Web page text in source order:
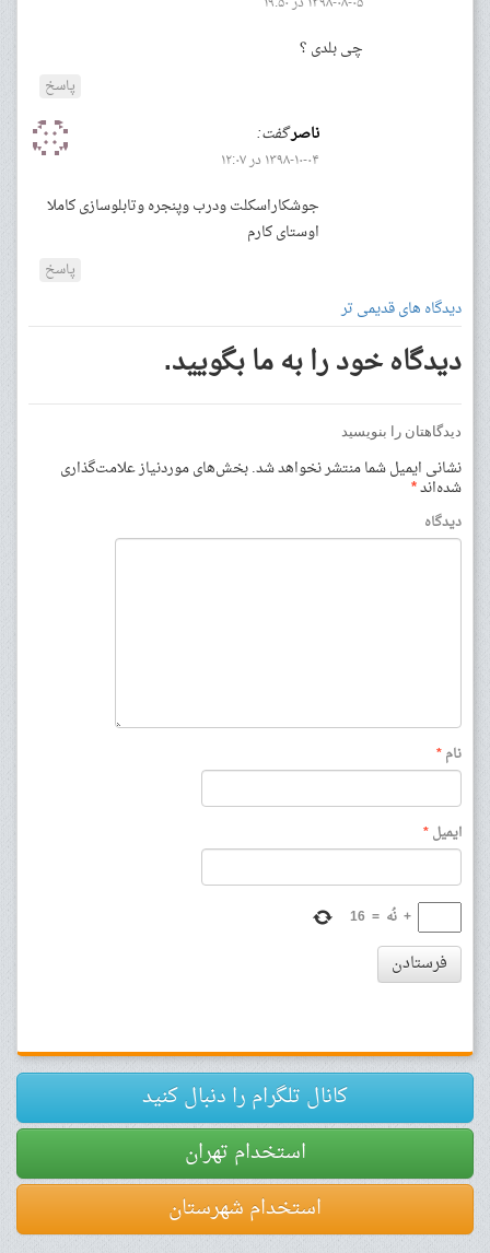
چی بلدی ؟
پاسخ
ناصرگفت:
۱۳۹۸-۱۰-۰۴ در ۱۲:۰۷
جوشکاراسکلت ودرب وپنجره وتابلوسازی کاملا
اوستای کارم
پاسخ
دیدگاه های قدیمی تر
دیدگاه خود را به ما بگویید.
دیدگاهتان را بنویسید
نشانی ایمیل شما منتشر نخواهد شد.بخش‌های موردنیاز علامت‌گذاری
شده‌اند*
دیدگاه
نام*
ایمیل*
+ نُه =
16
فرستادن
کانال تلگرام را دنبال کنید
استخدام تهران
استخدام شهرستان